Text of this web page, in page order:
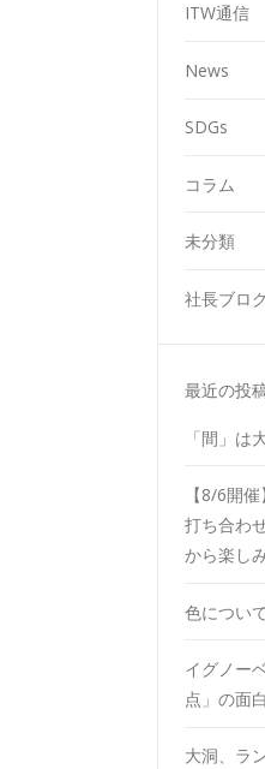
ITW通信
News
SDGs
コラム
未分類
社長ブロ
最近の投
「間」は
【8/6開
打ち合わ
から楽し
色について
イグノー
点」の面
大洞、ラ